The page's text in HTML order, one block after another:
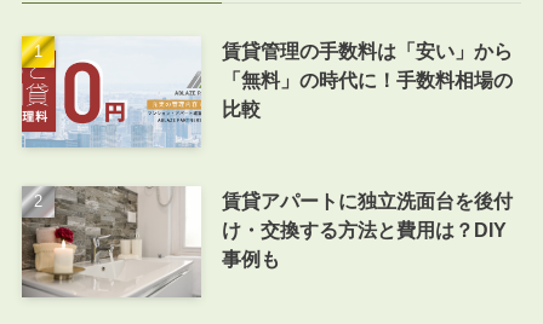
賃貸管理の手数料は「安い」から
「無料」の時代に！手数料相場の
比較
賃貸アパートに独立洗面台を後付
け・交換する方法と費用は？DIY
事例も